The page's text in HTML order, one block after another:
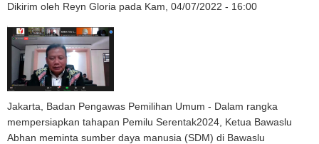
Dikirim oleh Reyn Gloria pada Kam, 04/07/2022 - 16:00
Jakarta, Badan Pengawas Pemilihan Umum - Dalam rangka
mempersiapkan tahapan Pemilu Serentak2024, Ketua Bawaslu
Abhan meminta sumber daya manusia (SDM) di Bawaslu